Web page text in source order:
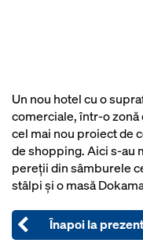
Un nou hotel cu o
comerciale, într-o zonă
cel mai nou proiect de
de shopping. Aici s-au
pereţii din sâmburele
stâlpi şi o masă
Înapoi la